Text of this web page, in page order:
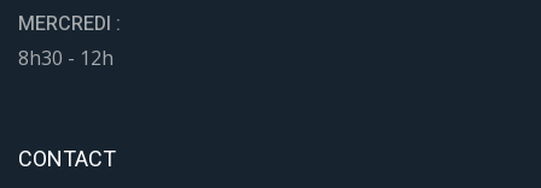
MERCREDI :
8h30 - 12h
CONTACT